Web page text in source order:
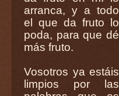
arranca, y a todo
el que da fruto lo
poda, para que dé
más fruto.
Vosotros ya estáis
limpios por las